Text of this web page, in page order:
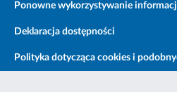
Ponowne wykorzystywanie
Deklaracja dostępności
Polityka dotycząca cookies i